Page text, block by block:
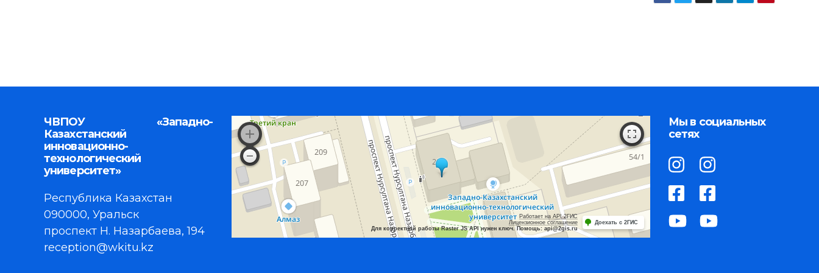
ЧВПОУ «Западно-
Казахстанский
инновационно-
технологический
университет»
Республика Казахстан
090000, Уральск
проспект Н. Назарбаева, 194
reception@wkitu.kz
Работает на API 2ГИС
Лицензионное соглашение
Для корректной работы Raster JS API нужен ключ. Помощь: api@2gis.ru
Доехать с 2ГИС
Мы в социальных
сетях